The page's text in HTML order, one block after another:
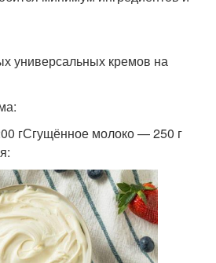
универсальных кремов на
гСгущённое молоко — 250 г